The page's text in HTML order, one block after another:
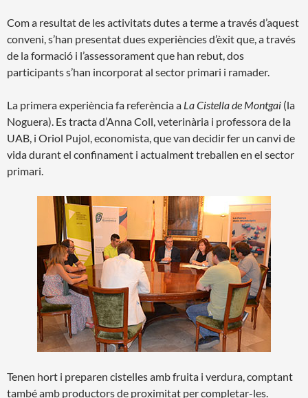
Com a resultat de les activitats dutes a terme a través d’aquest
conveni, s’han presentat dues experiències d’èxit que, a través
de la formació i l’assessorament que han rebut, dos
participants s’han incorporat al sector primari i ramader.
La primera experiència fa referència a La Cistella de Montgai (la
Noguera). Es tracta d’Anna Coll, veterinària i professora de la
UAB, i Oriol Pujol, economista, que van decidir fer un canvi de
vida durant el confinament i actualment treballen en el sector
primari.
Tenen hort i preparen cistelles amb fruita i verdura, comptant
també amb productors de proximitat per completar-les.